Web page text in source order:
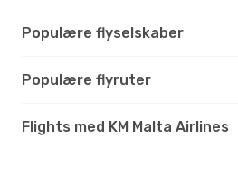
Populære flyselskaber
Populære flyruter
Flights med KM Malta Airlines